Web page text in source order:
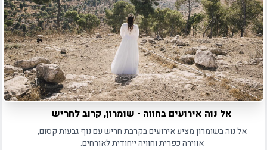
אל נוה אירועים בחווה - שומרון, קרוב לחריש
אל נוה בשומרון מציע אירועים בקרבת חריש עם נוף גבעות קסום,
אווירה כפרית וחוויה ייחודית לאורחים.